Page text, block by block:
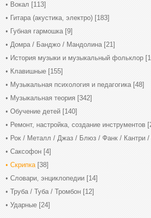
Вокал [113]
Гитара (акустика, электро) [183]
Губная гармошка [9]
Домра / Банджо / Мандолина [21]
История музыки и музыкальный фольклор
Клавишные [155]
Музыкальная психология и педагогика [48]
Музыкальная теория [342]
Обучение детей [140]
Ремонт, настройка, создание инструментов
Рок / Металл / Джаз / Блюз / Фанк / Кантри
Саксофон [4]
Скрипка [38]
Словари, энциклопедии [14]
Труба / Туба / Тромбон [12]
Ударные [24]